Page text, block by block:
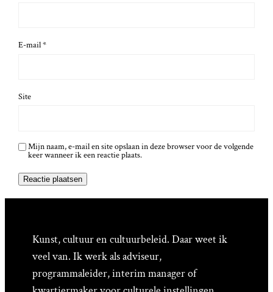
E-mail*
Site
Mijn naam, e-mail en site opslaan in deze browser voor de volgende
keer wanneer ik een reactie plaats.
Kunst, cultuur en cultuurbeleid. Daar weet ik
veel van. Ik werk als adviseur,
programmaleider, interim manager of